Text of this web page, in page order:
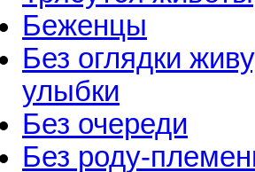
Беженцы
Без оглядки
улыбки
Без очереди
Без роду-